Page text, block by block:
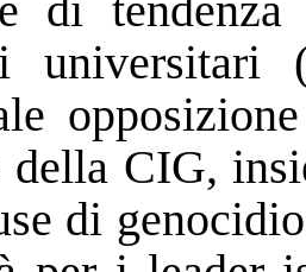
della CIG,
di